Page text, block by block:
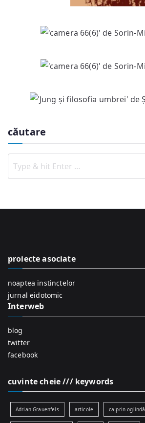
căutare
proiecte asociate
noaptea instinctelor
jurnal eidotomic
Interweb
blog
twitter
facebook
cuvinte cheie /// keywords
Adrian Grauenfels articole ca prin oglindă